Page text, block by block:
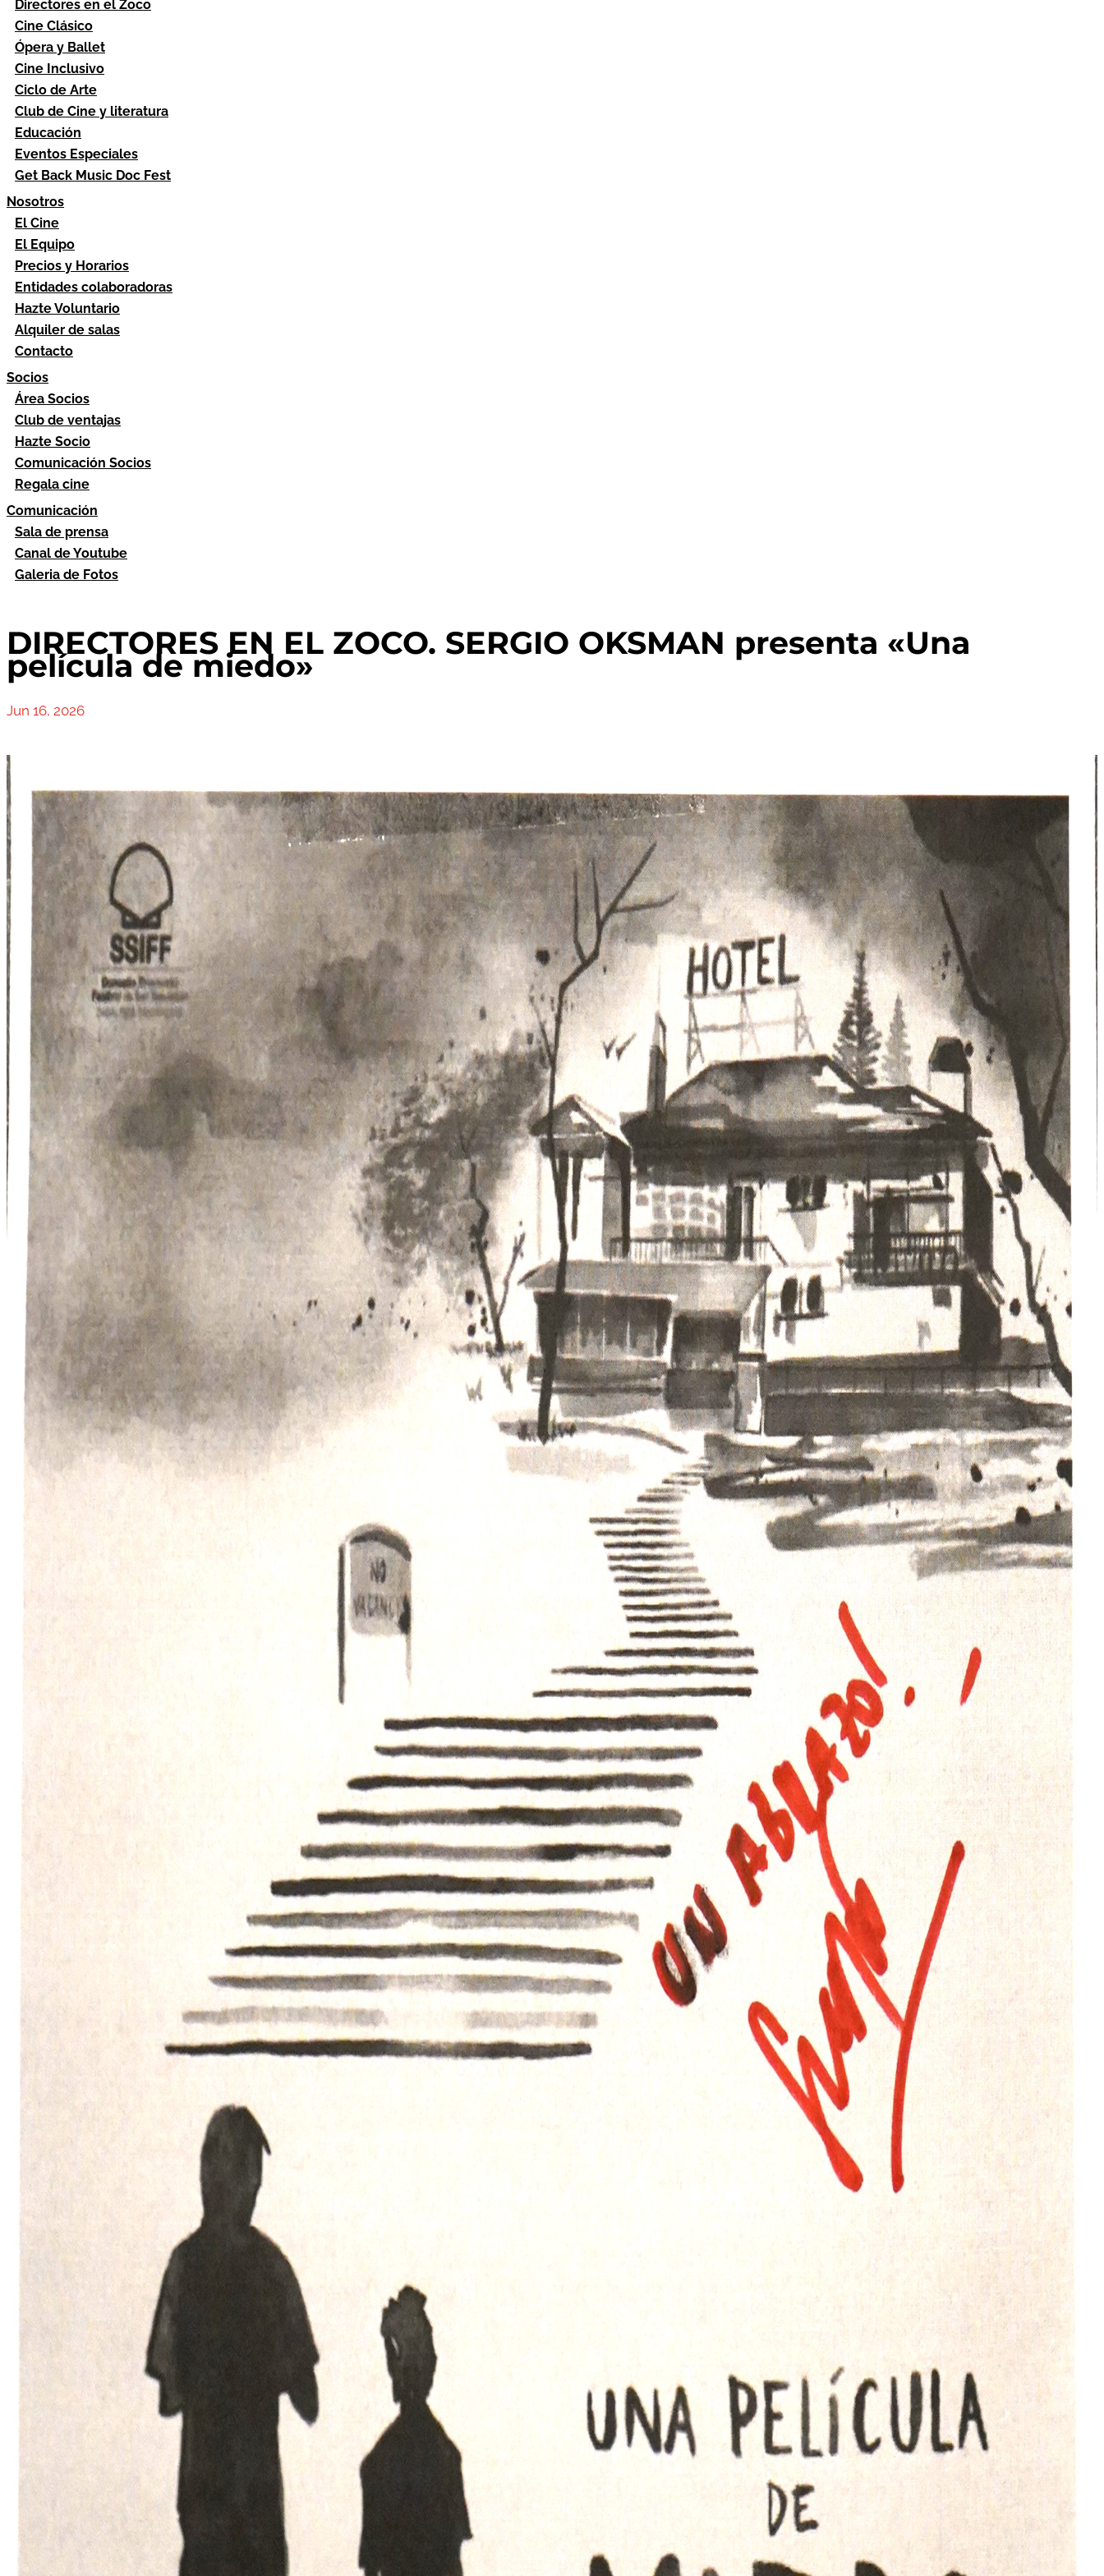
Directores en el Zoco
Cine Clásico
Ópera y Ballet
Cine Inclusivo
Ciclo de Arte
Club de Cine y literatura
Educación
Eventos Especiales
Get Back Music Doc Fest
Nosotros
El Cine
El Equipo
Precios y Horarios
Entidades colaboradoras
Hazte Voluntario
Alquiler de salas
Contacto
Socios
Área Socios
Club de ventajas
Hazte Socio
Comunicación Socios
Regala cine
Comunicación
Sala de prensa
Canal de Youtube
Galeria de Fotos
DIRECTORES EN EL ZOCO. SERGIO OKSMAN presenta «Una
película de miedo»
Jun 16, 2026